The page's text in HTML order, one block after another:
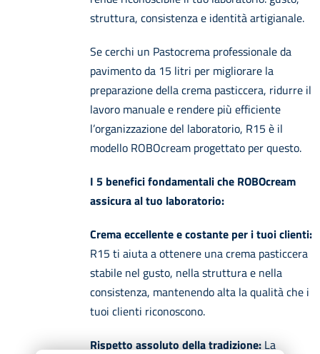
struttura, consistenza e identità artigianale.
Se cerchi un Pastocrema professionale da
pavimento da 15 litri per migliorare la
preparazione della crema pasticcera, ridurre il
lavoro manuale e rendere più efficiente
l’organizzazione del laboratorio, R15 è il
modello ROBOcream progettato per questo.
I 5 benefici fondamentali che ROBOcream
assicura al tuo laboratorio:
Crema eccellente e costante per i tuoi clienti:
R15 ti aiuta a ottenere una crema pasticcera
stabile nel gusto, nella struttura e nella
consistenza, mantenendo alta la qualità che i
tuoi clienti riconoscono.
Rispetto assoluto della tradizione:La